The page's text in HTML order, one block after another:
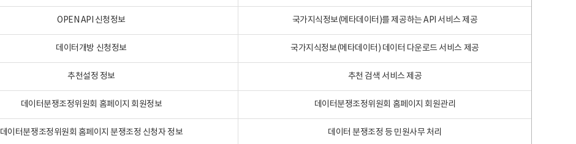
OPEN API 신청정보 국가지식정보(메타데이터)를 제공하는 API 서비스 제공
데이터개방 신청정보 국가지식정보(메타데이터) 데이터 다운로드 서비스 제공
추천설정 정보 추천 검색 서비스 제공
데이터분쟁조정위원회 홈페이지 회원정보 데이터분쟁조정위원회 홈페이지 회원관리
데이터분쟁조정위원회 홈페이지 분쟁조정 신청자 정보 데이터 분쟁조정 등 민원사무 처리